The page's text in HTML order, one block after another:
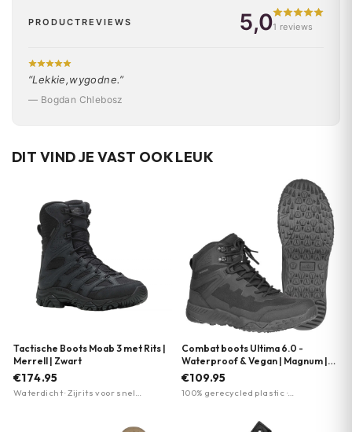
PRODUCTREVIEWS 5,01 reviews
“Lekkie,wygodne.”
— Bogdan Chlebosz
DIT VIND JE VAST OOK LEUK
Tactische Boots Moab 3 met Rits |
Merrell | Zwart
€174.95
Waterdicht · Zijrits voor snel
Combat boots Ultima 6.0 -
Waterproof & Vegan | Magnum |
Meerdere kleuren
€109.95
100% gerecycled plastic ·